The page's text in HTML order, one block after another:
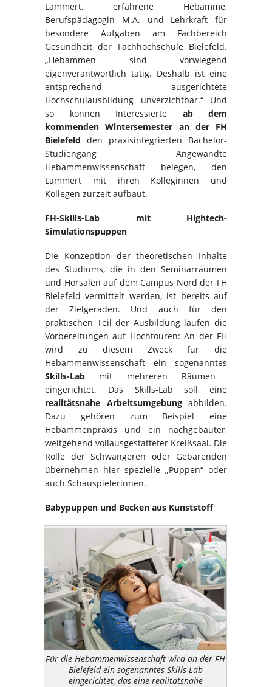
Lammert, erfahrene Hebamme,
Berufspädagogin M.A. und Lehrkraft für
besondere Aufgaben am Fachbereich
Gesundheit der Fachhochschule Bielefeld.
„Hebammen sind vorwiegend
eigenverantwortlich tätig. Deshalb ist eine
entsprechend ausgerichtete
Hochschulausbildung unverzichtbar.“ Und
so können Interessierte ab dem
kommenden Wintersemester an der FH
Bielefeld den praxisintegrierten Bachelor-
Studiengang Angewandte
Hebammenwissenschaft belegen, den
Lammert mit ihren Kolleginnen und
Kollegen zurzeit aufbaut.
FH-Skills-Lab mit Hightech-
Simulationspuppen
Die Konzeption der theoretischen Inhalte
des Studiums, die in den Seminarräumen
und Hörsälen auf dem Campus Nord der FH
Bielefeld vermittelt werden, ist bereits auf
der Zielgeraden. Und auch für den
praktischen Teil der Ausbildung laufen die
Vorbereitungen auf Hochtouren: An der FH
wird zu diesem Zweck für die
Hebammenwissenschaft ein sogenanntes
Skills-Lab mit mehreren Räumen
eingerichtet. Das Skills-Lab soll eine
realitätsnahe Arbeitsumgebungabbilden.
Dazu gehören zum Beispiel eine
Hebammenpraxis und ein nachgebauter,
weitgehend vollausgestatteter Kreißsaal. Die
Rolle der Schwangeren oder Gebärenden
übernehmen hier spezielle „Puppen“ oder
auch Schauspielerinnen.
Babypuppen und Becken aus Kunststoff
Für die Hebammenwissenschaft wird an der FH
Bielefeld ein sogenanntes Skills-Lab
eingerichtet, das eine realitätsnahe